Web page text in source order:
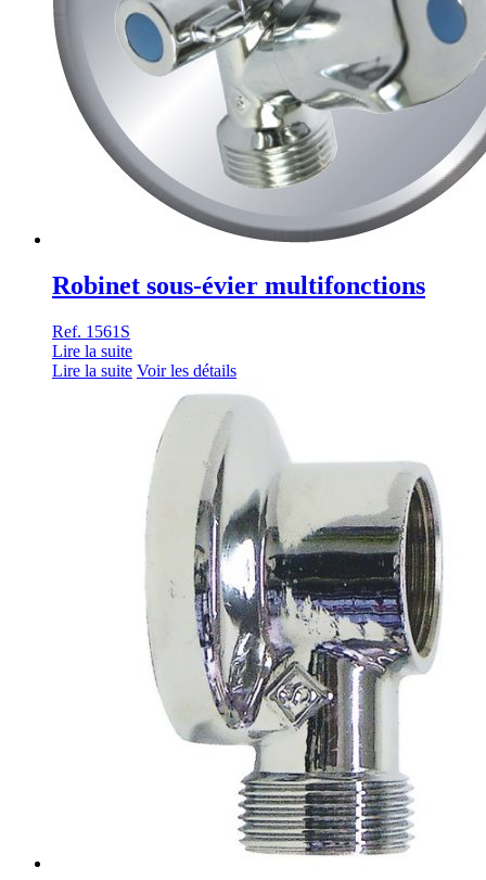
Robinet sous-évier multifonctions
Ref. 1561S
Lire la suite
Lire la suite Voir les détails